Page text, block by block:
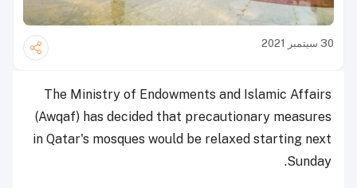
30 سبتمبر 2021
The Ministry of Endowments and Islamic Affairs
(Awqaf) has decided that precautionary measures
in Qatar's mosques would be relaxed starting next
Sunday.